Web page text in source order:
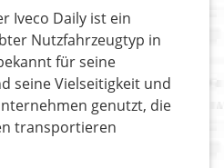
Iveco Daily ist ein
Nutzfahrzeugtyp in
für seine
seine Vielseitigkeit und
genutzt, die
transportieren